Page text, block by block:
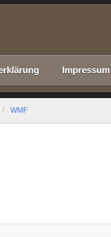
Impressum
WMF